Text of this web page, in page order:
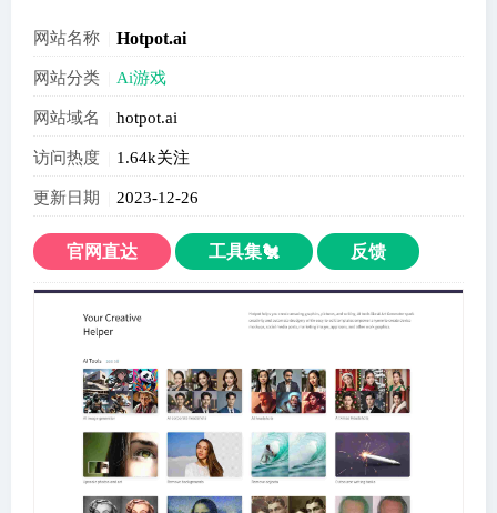
网站名称 Hotpot.ai
网站分类 Ai游戏
网站域名 hotpot.ai
访问热度 1.64k关注
更新日期 2023-12-26
官网直达 工具集🐔 反馈